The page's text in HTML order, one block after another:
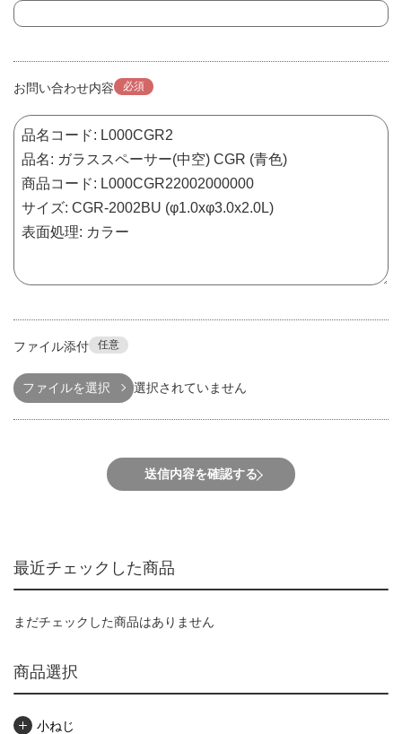
お問い合わせ内容 必須
ファイル添付 任意
ファイルを選択 選択されていません
送信内容を確認する
最近チェックした商品
まだチェックした商品はありません
商品選択
小ねじ